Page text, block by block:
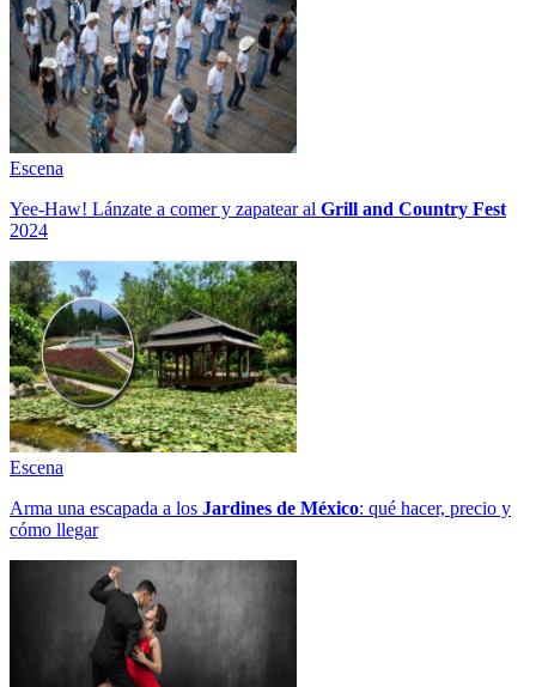
Escena
Yee-Haw! Lánzate a comer y zapatear al Grill and Country Fest
2024
Escena
Arma una escapada a los Jardines de México: qué hacer, precio y
cómo llegar